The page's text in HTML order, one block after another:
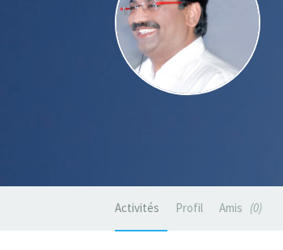
Activités Profil Amis 0